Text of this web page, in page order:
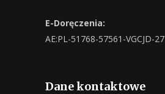
E-Doręczenia:
AE:PL-51768-57561-VGCJD-27
Dane kontaktowe